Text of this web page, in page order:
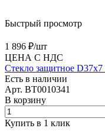
Быстрый просмотр
1 896 ₽/шт
ЦЕНА С НДС
Стекло защитное
Есть в наличии
Арт. BT0010341
В корзину
Купить в 1 клик